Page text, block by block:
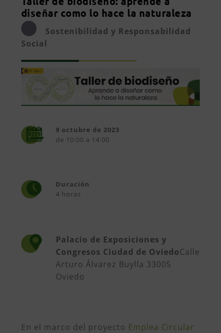
diseñar como lo hace la naturaleza
Sostenibilidad y Responsabilidad
Social
9 octubre de 2023
de 10:00 a 14:00
Duración
4 horas
Palacio de Exposiciones y
Congresos Ciudad de OviedoCalle
Arturo Álvarez Buylla 33005
Oviedo
En el marco del proyecto Emplea Circular